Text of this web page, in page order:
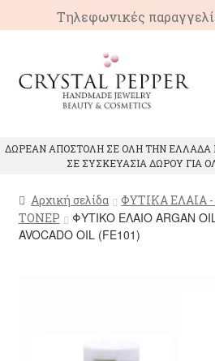
Τηλεφωνικές
μετάβαση
στην
πλοήγηση
σε
περιεχόμενο
ΠΡΟΙΟΝΤΑ
ΙΔΙΟΤΗΤΕΣ ΚΡΥΣΤΑΛΛΩΝ
ΔΩΡΕΑΝ ΑΠΟΣΤΟΛΗ ΣΕ ΟΛΗ ΤΗΝ ΕΛΛΑΔΑ
ΣΕ ΣΥΣΚΕΥΑΣΙΑ ΔΩΡΟΥ ΓΙΑ
Αρχική σελίδα
ΦΥΤΙΚΑ ΕΛΑΙΑ
ΤΟΝΕΡ
ΦΥΤΙΚΟ ΕΛΑΙΟ ARGAN
AVOCADO OIL (FE101)